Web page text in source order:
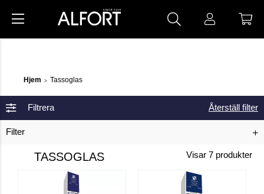
Hjem > Tassoglas
Filtrera
Filter
Återställ filter
TASSOGLAS Visar 7 produkter